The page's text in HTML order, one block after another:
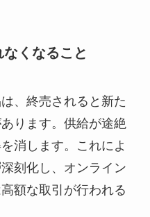
くなること
、終売されると新た
ります。供給が途絶
消します。これによ
刻化し、オンライン
額な取引が行われる